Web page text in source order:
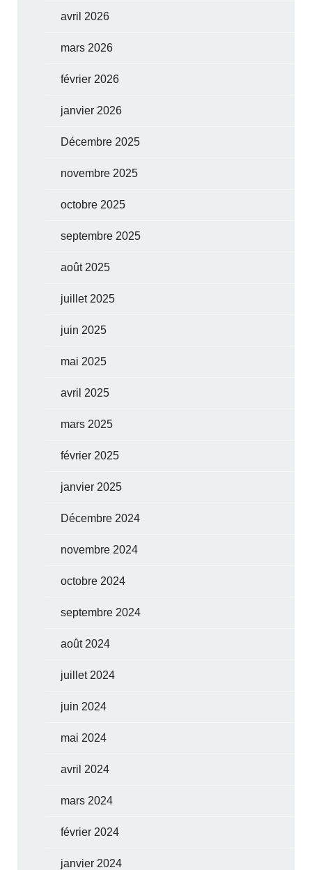
avril 2026
mars 2026
février 2026
janvier 2026
Décembre 2025
novembre 2025
octobre 2025
septembre 2025
août 2025
juillet 2025
juin 2025
mai 2025
avril 2025
mars 2025
février 2025
janvier 2025
Décembre 2024
novembre 2024
octobre 2024
septembre 2024
août 2024
juillet 2024
juin 2024
mai 2024
avril 2024
mars 2024
février 2024
janvier 2024